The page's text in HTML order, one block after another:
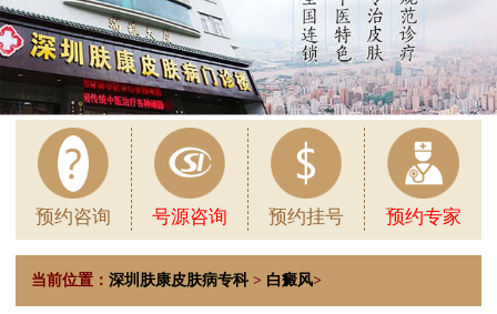
预约咨询 号源咨询 预约挂号 预约专家
当前位置： 深圳肤康皮肤病专科 > 白癜风>